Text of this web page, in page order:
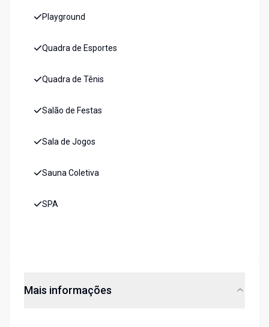
Playground
Quadra de Esportes
Quadra de Tênis
Salão de Festas
Sala de Jogos
Sauna Coletiva
SPA
Mais informações